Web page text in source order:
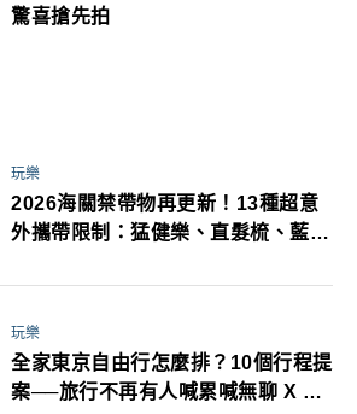
驚喜搶先拍
玩樂
2026海關禁帶物再更新！13種超意
外攜帶限制：猛健樂、直髮梳、藍牙
萬！注意事項一次看！
玩樂
全家東京自由行怎麼排？10個行程提
案──旅行不再有人喊累喊無聊 X 爸